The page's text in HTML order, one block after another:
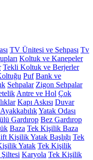
TV Ünitesi ve Sehpası Tv
Koltuk ve Kanepeler
Tekli Koltuk ve Berjerler
Puf Bank ve
Sehpalar Zigon Sehpalar
Antre ve Hol Çok
Kapı Askısı Duvar
AyakkabılıkYatak Odası
Gardırop Bez Gardırop
Baza Tek Kişilik Baza
Kişilik Yatak Başlığı Tek
Yatak Tek Kişilik
Karyola Tek Kişilik